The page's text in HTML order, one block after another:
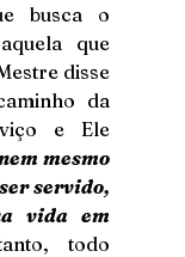
busca o
que
disse
da
e Ele
mesmo
servido,
vida em
todo